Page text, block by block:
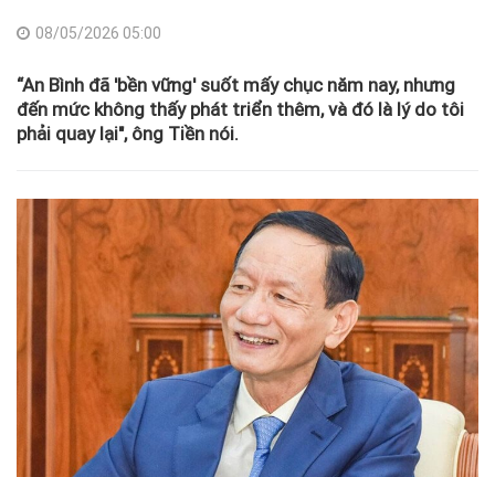
08/05/2026 05:00
“An Bình đã 'bền vững' suốt mấy chục năm nay, nhưng
đến mức không thấy phát triển thêm, và đó là lý do tôi
phải quay lại", ông Tiền nói.